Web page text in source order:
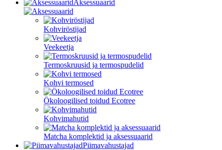
Aksessuaarid
Kohviröstijad
Veekeetja
Termoskruusid ja termospudelid
Kohvi termosed
Ökoloogilised toidud Ecotree
Kohvimahutid
Matcha komplektid ja aksessuaarid
Piimavahustajad